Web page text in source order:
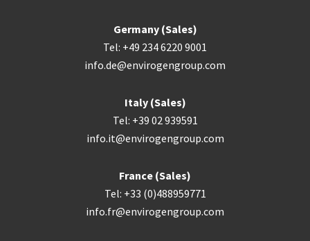
Germany (Sales)
Tel: +49 234 6220 9001
info.de@envirogengroup.com
Italy (Sales)
Tel: +39 02 939591
info.it@envirogengroup.com
France (Sales)
Tel: +33 (0)488959771
info.fr@envirogengroup.com